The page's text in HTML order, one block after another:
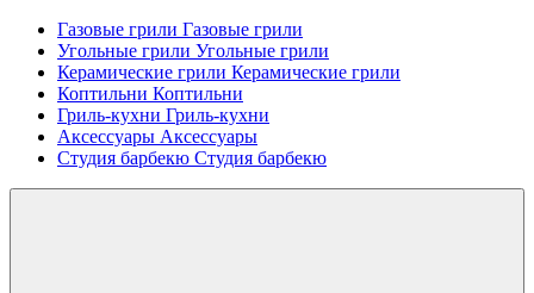
Газовые грили Газовые грили
Угольные грили Угольные грили
Керамические грили Керамические грили
Коптильни Коптильни
Гриль-кухни Гриль-кухни
Аксессуары Аксессуары
Студия барбекю Студия барбекю